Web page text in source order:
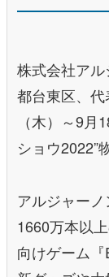
株式会社ア
都台東区、
（木）～9
ショウ2022”
アルジャー
1660万本以
向けゲーム